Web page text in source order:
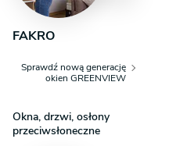
FAKRO
Sprawdź nową generację
okien GREENVIEW
Okna, drzwi, osłony
przeciwsłoneczne